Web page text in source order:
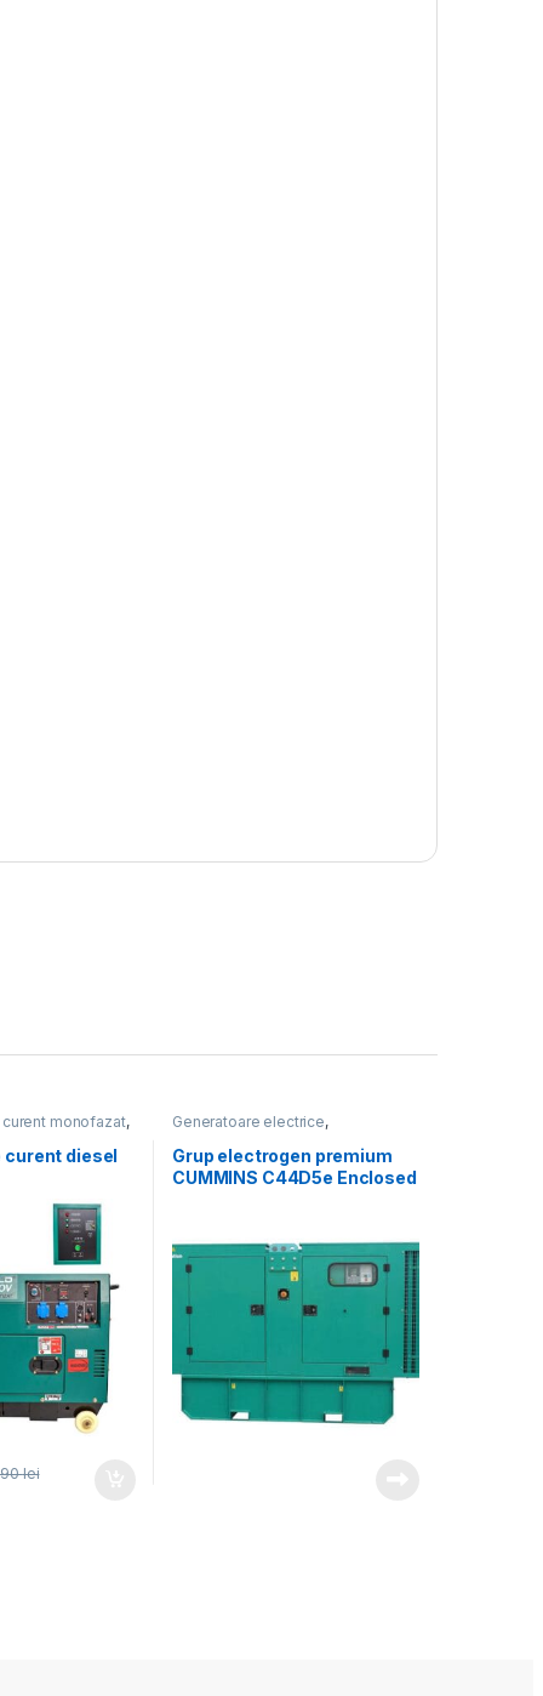
monofazat,
curent diesel
cu
5.5
lei
Generatoare electrice,
Grup electrogen premium
CUMMINS C44D5e Enclosed